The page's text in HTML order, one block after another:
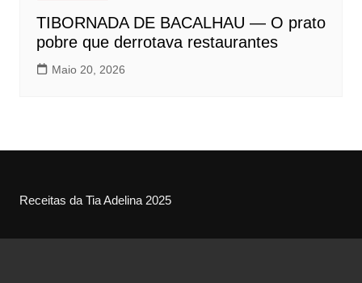
TIBORNADA DE BACALHAU — O prato
pobre que derrotava restaurantes
Maio 20, 2026
Receitas da Tia Adelina 2025